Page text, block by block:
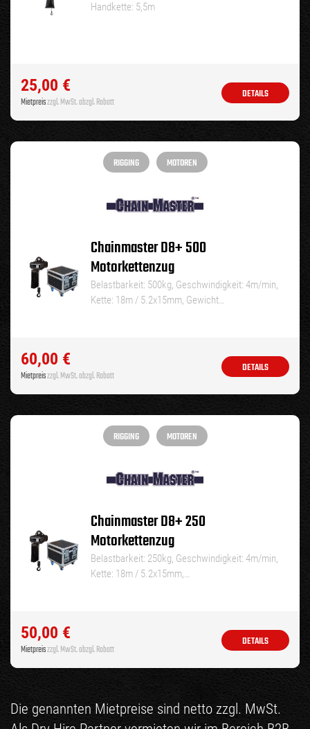
Handkette: 5,5m
25,00 €
Mietpreiszzgl. MwSt. abzgl. Rabatt
DETAILS
RIGGING MOTOREN
Chainmaster D8+ 500
Motorkettenzug
Belastbarkeit: 500kg, Geschwindigkeit: 4m/min,
Kette: 18m / 5.2x15mm, Gewicht…
60,00 €
Mietpreiszzgl. MwSt. abzgl. Rabatt
DETAILS
RIGGING MOTOREN
Chainmaster D8+ 250
Motorkettenzug
Belastbarkeit: 250kg, Geschwindigkeit: 4m/min,
Kette: 18m / 5.2x15mm,…
50,00 €
Mietpreiszzgl. MwSt. abzgl. Rabatt
DETAILS
Die genannten Mietpreise sind netto zzgl. MwSt.